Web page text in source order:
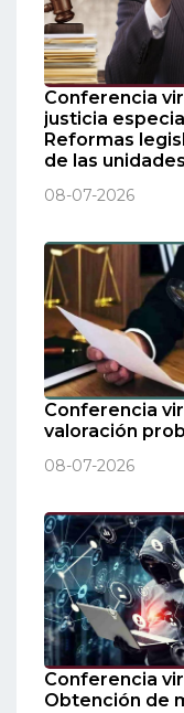
Conferencia
justicia
Reformas
de las
08-07-2026
Conferencia
valoración
08-07-2026
Conferencia
Obtención de